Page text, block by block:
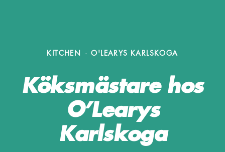
KITCHEN · O'LEARYS KARLSKOGA
Köksmästare hos
O’Learys
Karlskoga